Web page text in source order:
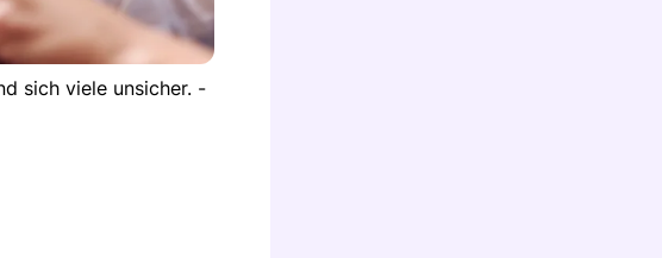
sich viele unsicher. -